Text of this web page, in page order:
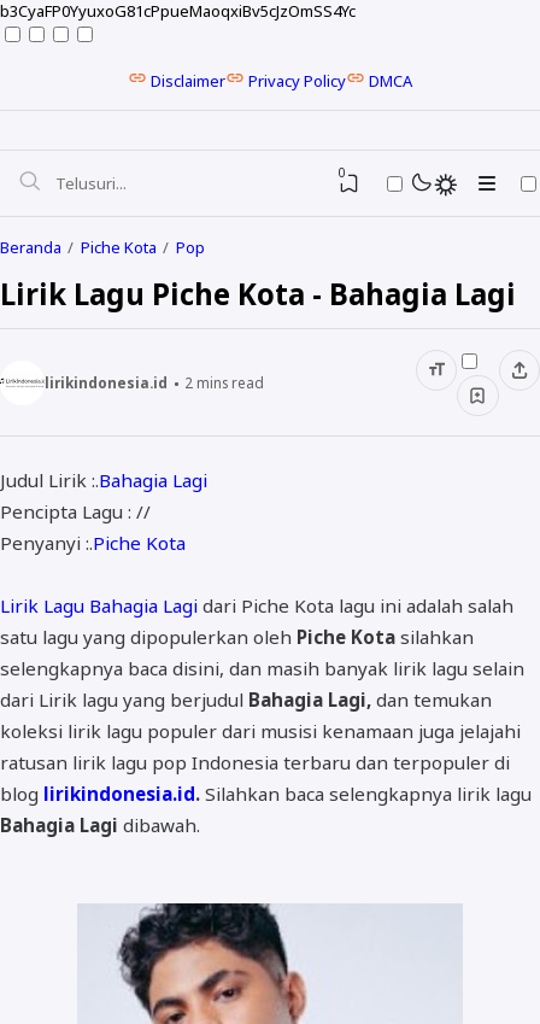
b3CyaFP0YyuxoG81cPpueMaoqxiBv5cJzOmSS4Yc
Disclaimer Privacy Policy DMCA
ALMANAR
RELIGI RAMADHAN
NISA SABYAN
0
Beranda Piche Kota Pop
Lirik Lagu Piche Kota - Bahagia Lagi
lirikindonesia.id 2 mins read
Judul Lirik :.Bahagia Lagi
Pencipta Lagu : //
Penyanyi :.Piche Kota
Lirik Lagu Bahagia Lagi dari Piche Kota lagu ini adalah salah
satu lagu yang dipopulerkan oleh Piche Kota silahkan
selengkapnya baca disini, dan masih banyak lirik lagu selain
dari Lirik lagu yang berjudul Bahagia Lagi, dan temukan
koleksi lirik lagu populer dari musisi kenamaan juga jelajahi
ratusan lirik lagu pop Indonesia terbaru dan terpopuler di
blog lirikindonesia.id. Silahkan baca selengkapnya lirik lagu
Bahagia Lagi dibawah.